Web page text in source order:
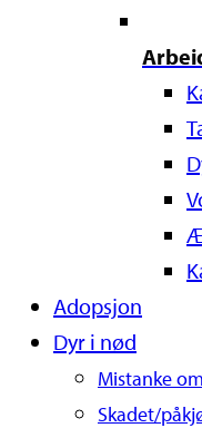
Adopsjon
Dyr i nød
Mistanke
Skadet/